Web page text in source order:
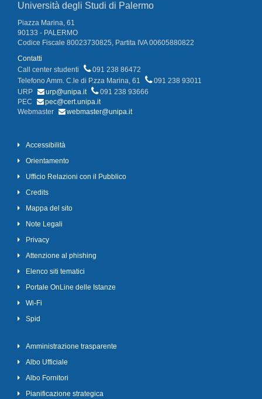
Università degli Studi di Palermo
Piazza Marina, 61
90133 - PALERMO
Codice Fiscale 80023730825, Partita IVA 00605880822
Contatti
Call center studenti
091 238 86472
Telefono Amm. C.le di P.zza Marina, 61
091 238 93011
URP
urp@unipa.it
091 238 93666
PEC
pec@cert.unipa.it
Webmaster
webmaster@unipa.it
Accessibilità
Orientamento
Ufficio Relazioni con il Pubblico
Credits
Mappa del sito
Note Legali
Privacy
Attenzione al phishing
Elenco siti tematici
Portale OnLine delle Istanze
Wi-Fi
Spid
Amministrazione trasparente
Albo Ufficiale
Albo Fornitori
Pianificazione strategica